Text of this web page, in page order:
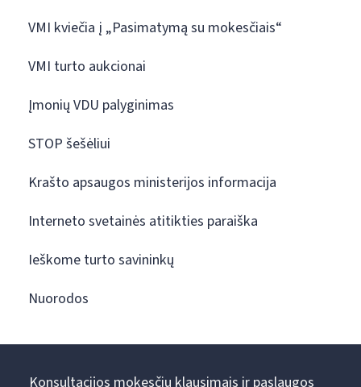
VMI kviečia į „Pasimatymą su mokesčiais“
VMI turto aukcionai
Įmonių VDU palyginimas
STOP šešėliui
Krašto apsaugos ministerijos informacija
Interneto svetainės atitikties paraiška
Ieškome turto savininkų
Nuorodos
Konsultacijos mokesčių klausimais ir paslaugos